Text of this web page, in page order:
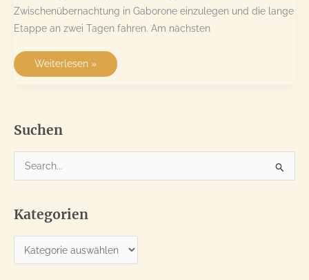
Zwischenübernachtung in Gaborone einzulegen und die lange
Etappe an zwei Tagen fahren. Am nächsten
Khutse
Weiterlesen »
Suchen
u
h
e
Kategorien
a